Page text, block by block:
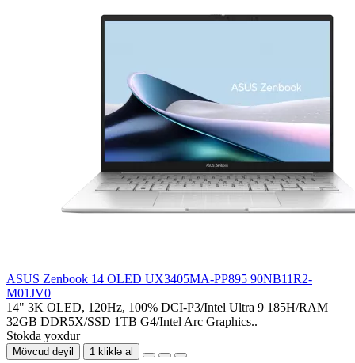
ASUS Zenbook 14 OLED UX3405MA-PP895 90NB11R2-
M01JV0
14" 3K OLED, 120Hz, 100% DCI-P3/Intel Ultra 9 185H/RAM
32GB DDR5X/SSD 1TB G4/Intel Arc Graphics..
Stokda yoxdur
Mövcud deyil 1 kliklə al